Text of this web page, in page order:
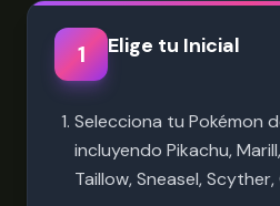
1 Elige tu Inicial
Selecciona tu Pokémon
incluyendo Pikachu,
Taillow, Sneasel,